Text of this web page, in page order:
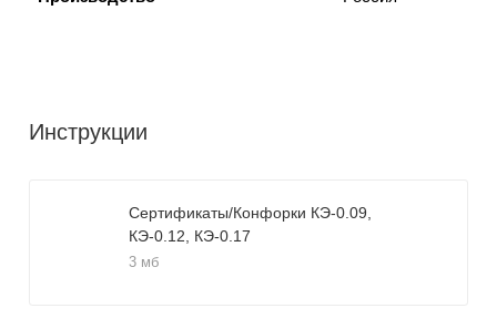
Инструкции
Сертификаты/Конфорки КЭ-0.09,
КЭ-0.12, КЭ-0.17
3 мб